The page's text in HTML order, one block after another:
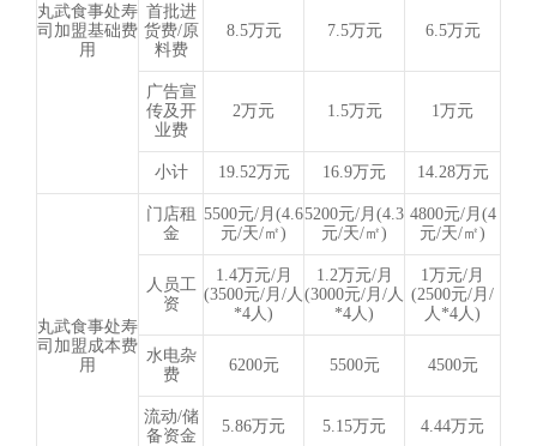
丸武食事处寿
司加盟基础费
用
首批进
货费/原
料费
8.5万元 7.5万元 6.5万元
广告宣
传及开
业费
2万元 1.5万元 1万元
小计 19.52万元 16.9万元 14.28万元
丸武食事处寿
司加盟成本费
用
门店租
金
5500元/月(4.6
元/天/㎡)
5200元/月(4.3
元/天/㎡)
4800元/月(4
元/天/㎡)
人员工
资
1.4万元/月
(3500元/月/人
*4人)
1.2万元/月
(3000元/月/人
*4人)
1万元/月
(2500元/月/
人*4人)
水电杂
费
6200元 5500元 4500元
流动/储
备资金
5.86万元 5.15万元 4.44万元